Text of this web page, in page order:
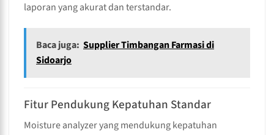
laporan yang akurat dan terstandar.
Baca juga: Supplier Timbangan Farmasi di
Sidoarjo
Fitur Pendukung Kepatuhan Standar
Moisture analyzer yang mendukung kepatuhan